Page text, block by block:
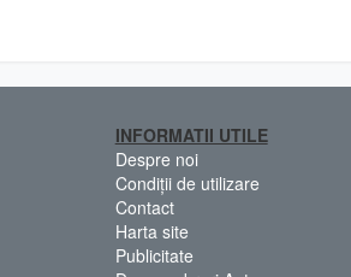
INFORMATII UTILE
Despre noi
Condiții de utilizare
Contact
Harta site
Publicitate